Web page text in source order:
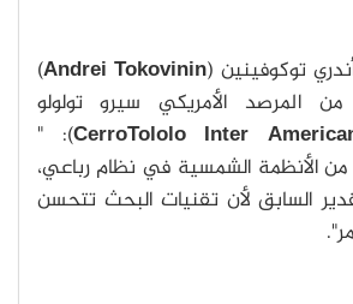
توكوفينين (Andrei Tokovinin
)
المرصد الأمريكي سيرو تولولو
CerroTololo Inter
): "
حوالي 4% من الأنظمة الشمسية في نظام رباعي،
السابق لأن تقنيات البحث تتحسن